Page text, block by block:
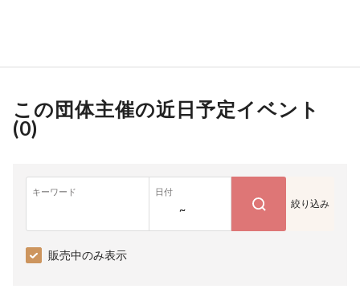
この団体主催の近日予定イベント
(0)
キーワード 日付
~ 絞り込み
販売中のみ表示